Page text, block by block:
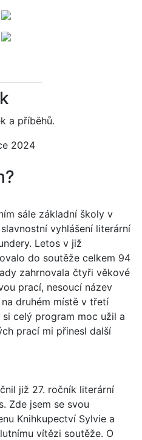
a příběhů.
2024
sále základní školy v
vyhlášení literární
Letos v již
do soutěže celkem 94
zahrnovala čtyři věkové
prací, nesoucí název
druhém místě v třetí
celý program moc užil a
prací mi přinesl další
již 27. ročník literární
Zde jsem se svou
Knihkupectví Sylvie a
vítězi soutěže. O